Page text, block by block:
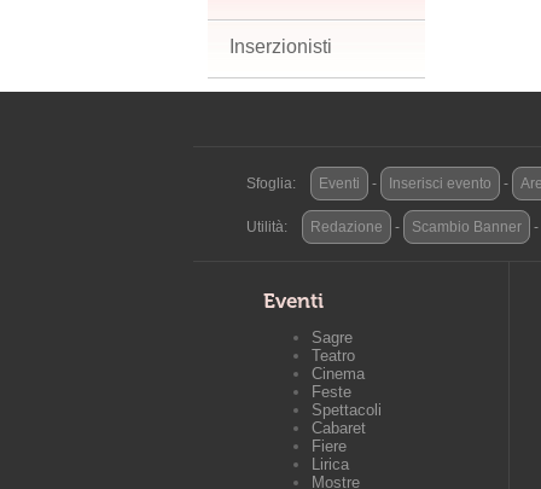
Inserzionisti
Sfoglia: Eventi - Inserisci evento -
Utilità: Redazione - Scambio Banner -
Eventi
Sagre
Teatro
Cinema
Feste
Spettacoli
Cabaret
Fiere
Lirica
Mostre